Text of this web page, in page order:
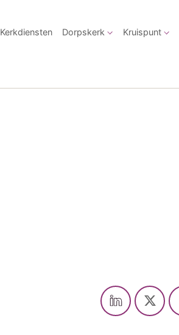
Kerkdiensten Dorpskerk Kruispunt